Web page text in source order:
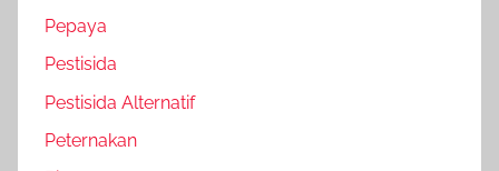
Pepaya
Pestisida
Pestisida Alternatif
Peternakan